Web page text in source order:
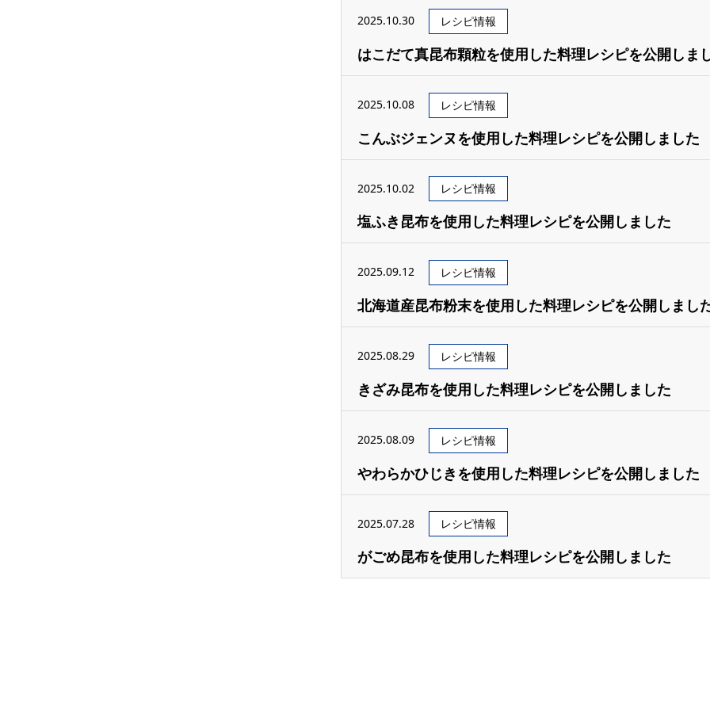
2025.10.30 レシピ情報
はこだて真昆布顆粒を使用した料理レシピを公開しま
2025.10.08 レシピ情報
こんぶジェンヌを使用した料理レシピを公開しました
2025.10.02 レシピ情報
塩ふき昆布を使用した料理レシピを公開しました
2025.09.12 レシピ情報
北海道産昆布粉末を使用した料理レシピを公開しまし
2025.08.29 レシピ情報
きざみ昆布を使用した料理レシピを公開しました
2025.08.09 レシピ情報
やわらかひじきを使用した料理レシピを公開しました
2025.07.28 レシピ情報
がごめ昆布を使用した料理レシピを公開しました